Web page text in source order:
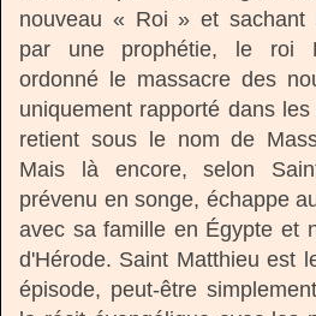
nouveau « Roi » et sachant
par une prophétie, le roi
ordonné le massacre des
uniquement rapporté dans
retient sous le nom de
Mais là encore, selon
prévenu en songe, échappe
avec sa famille en Égypte et
d'Hérode. Saint Matthieu est
épisode, peut-être